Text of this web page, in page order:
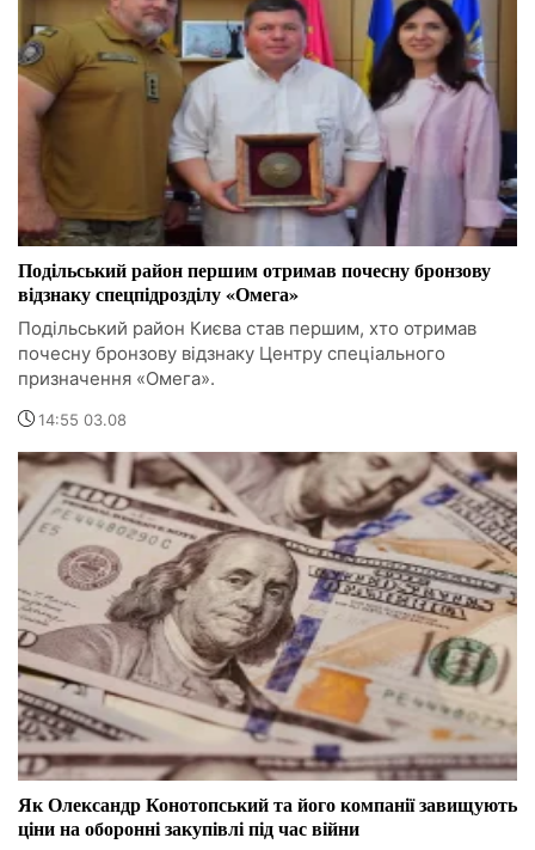
Подільський район першим отримав почесну бронзову
відзнаку спецпідрозділу «Омега»
Подільський район Києва став першим, хто отримав
почесну бронзову відзнаку Центру спеціального
призначення «Омега».
14:55 03.08
Як Олександр Конотопський та його компанії завищують
ціни на оборонні закупівлі під час війни